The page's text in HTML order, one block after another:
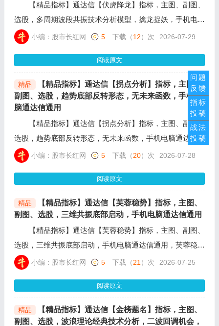
【精品指标】通达信【伏虎降龙】指标，主图、副图、
选股，多周期波段共振技术分析模型，擒龙捉妖，手机电脑
通达信通用，出现买入信号时，必须伴随成交量的温和放
小编：股市长红网 5 下载（12）次 2026-07-29
阅读原文
精品
【精品指标】通达信【拐点分析】指标，主图、
副图、选股，趋势底部反转形态，无未来函数，手机电
脑通达信通用
【精品指标】通达信【拐点分析】指标，主图、副图、
选股，趋势底部反转形态，无未来函数，手机电脑通达信通
用，核心逻辑是长期下跌或调整后，趋势可能发生的末端反
小编：股市长红网 5 下载（20）次 2026-07-28
阅读原文
精品
【精品指标】通达信【芙蓉稳势】指标，主图、
副图、选股，三维共振底部启动，手机电脑通达信通用
【精品指标】通达信【芙蓉稳势】指标，主图、副图、
选股，三维共振底部启动，手机电脑通达信通用，芙蓉稳势
主图指标波段提示主力，当出现红色方块时表示进入主升阶
道注意风险。
小编：股市长红网 5 下载（21 ）次 2026-07-25
阅读原文
精品
【精品指标】通达信【金榜题名】指标，主图、
副图、选股，波浪理论经典技术分析，二波回调机会，
问题
反馈
指标
投稿
战法
投稿